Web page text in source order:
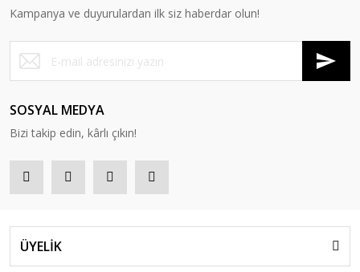
Kampanya ve duyurulardan ilk siz haberdar olun!
SOSYAL MEDYA
Bizi takip edin, kârlı çıkın!
ÜYELİK